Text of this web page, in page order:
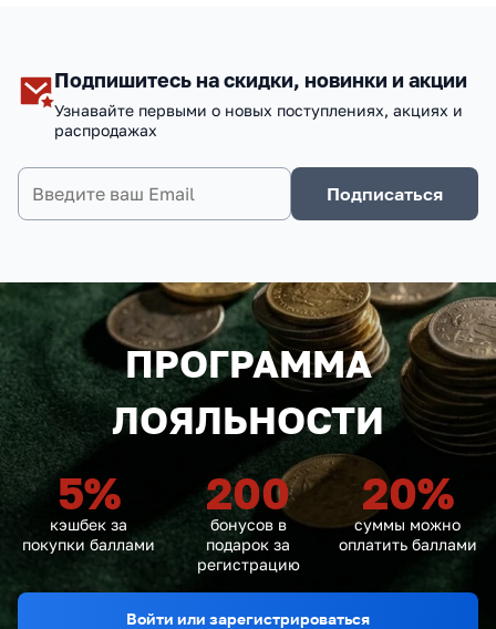
Подпишитесь на скидки, новинки и акции
Узнавайте первыми о новых поступлениях, акциях и
распродажах
Подписаться
ПРОГРАММА
ЛОЯЛЬНОСТИ
5%
кэшбек за
покупки баллами
200
бонусов в
подарок за
регистрацию
20%
суммы можно
оплатить баллами
Войти или зарегистрироваться